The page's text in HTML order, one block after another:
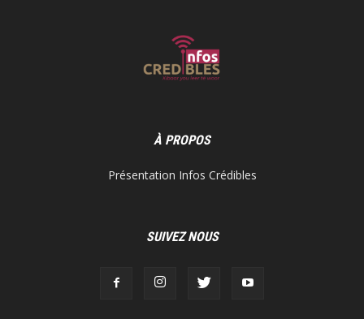
À PROPOS
Présentation Infos Crédibles
SUIVEZ NOUS